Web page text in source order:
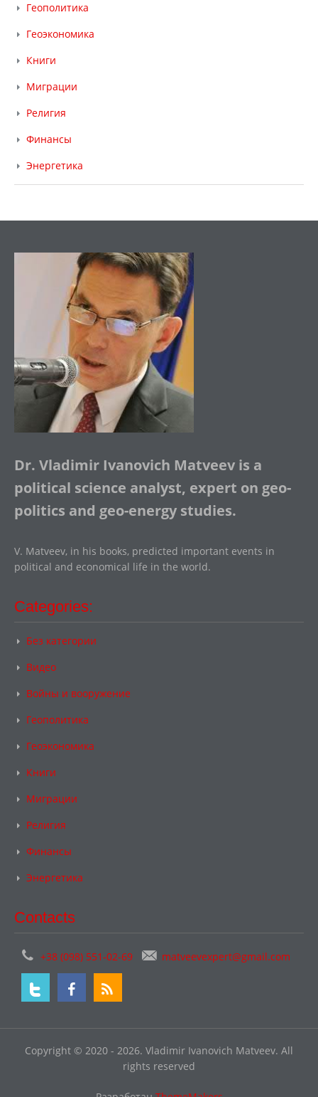
Геополитика
Геоэкономика
Книги
Миграции
Религия
Финансы
Энергетика
Dr. Vladimir Ivanovich Matveev is a
political science analyst, expert on geo-
politics and geo-energy studies.
V. Matveev, in his books, predicted important events in
political and economical life in the world.
Categories:
Без категории
Видео
Войны и вооружение
Геополитика
Геоэкономика
Книги
Миграции
Религия
Финансы
Энергетика
Contacts
+38 (098) 551-02-69 matveevexpert@gmail.com
Copyright © 2020 - 2026. Vladimir Ivanovich Matveev. All
rights reserved